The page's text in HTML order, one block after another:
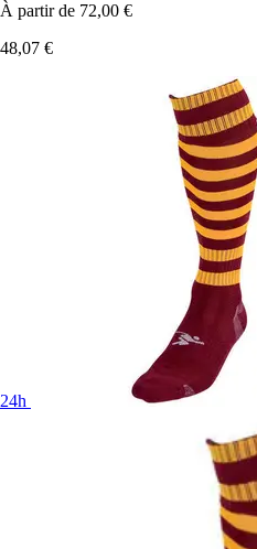
À partir de 72,00 €
48,07 €
24h